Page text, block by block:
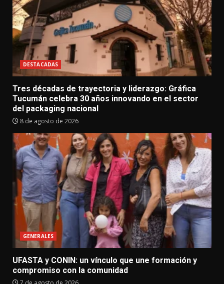
DESTACADAS
Tres décadas de trayectoria y liderazgo: Gráfica
Tucumán celebra 30 años innovando en el sector
del packaging nacional
8 de agosto de 2026
GENERALES
UFASTA y CONIN: un vínculo que une formación y
compromiso con la comunidad